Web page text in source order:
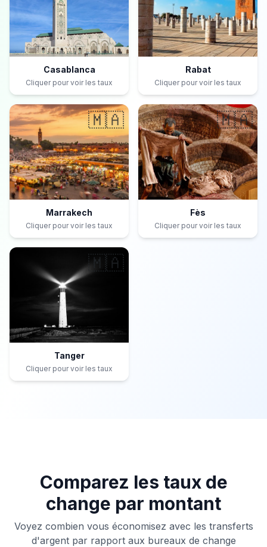
Casablanca
Cliquer pour voir les taux
Rabat
Cliquer pour voir les taux
🇲🇦
Marrakech
Cliquer pour voir les taux
🇲🇦
Fès
Cliquer pour voir les taux
🇲🇦
Tanger
Cliquer pour voir les taux
Comparez les taux de
change par montant
Voyez combien vous économisez avec les transferts
d'argent par rapport aux bureaux de change